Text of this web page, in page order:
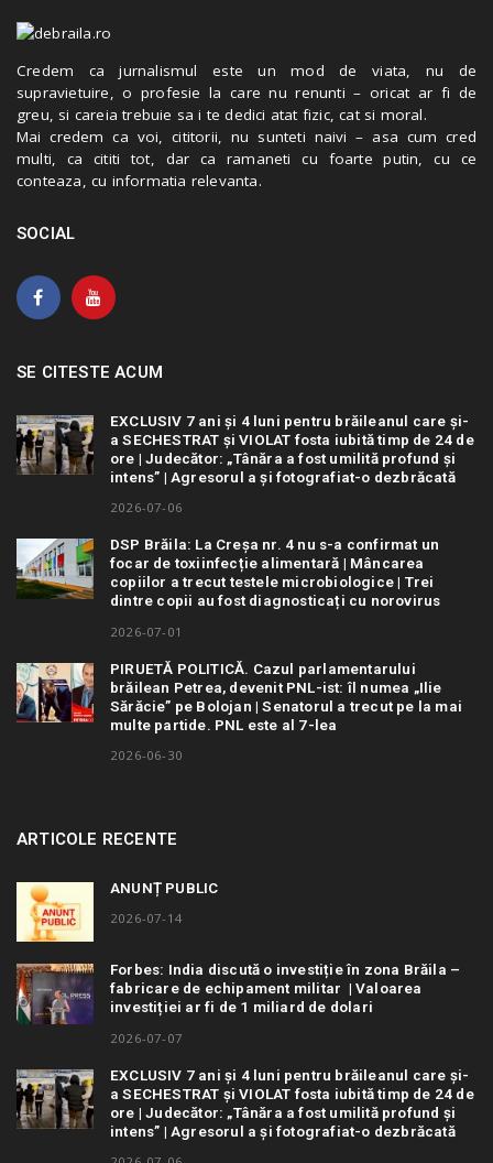
Credem ca jurnalismul este un mod de viata, nu de
supravietuire, o profesie la care nu renunti – oricat ar fi de
greu, si careia trebuie sa i te dedici atat fizic, cat si moral.
Mai credem ca voi, cititorii, nu sunteti naivi – asa cum cred
multi, ca cititi tot, dar ca ramaneti cu foarte putin, cu ce
conteaza, cu informatia relevanta.
SOCIAL
SE CITESTE ACUM
EXCLUSIV 7 ani și 4 luni pentru brăileanul care și-
a SECHESTRAT și VIOLAT fosta iubită timp de 24 de
ore | Judecător: „Tânăra a fost umilită profund și
intens” | Agresorul a și fotografiat-o dezbrăcată
2026-07-06
DSP Brăila: La Creșa nr. 4 nu s-a confirmat un
focar de toxiinfecție alimentară | Mâncarea
copiilor a trecut testele microbiologice | Trei
dintre copii au fost diagnosticați cu norovirus
2026-07-01
PIRUETĂ POLITICĂ. Cazul parlamentarului
brăilean Petrea, devenit PNL-ist: îl numea „Ilie
Sărăcie” pe Bolojan | Senatorul a trecut pe la mai
multe partide. PNL este al 7-lea
2026-06-30
ARTICOLE RECENTE
ANUNȚ PUBLIC
2026-07-14
Forbes: India discută o investiție în zona Brăila –
fabricare de echipament militar | Valoarea
investiției ar fi de 1 miliard de dolari
2026-07-07
EXCLUSIV 7 ani și 4 luni pentru brăileanul care și-
a SECHESTRAT și VIOLAT fosta iubită timp de 24 de
ore | Judecător: „Tânăra a fost umilită profund și
intens” | Agresorul a și fotografiat-o dezbrăcată